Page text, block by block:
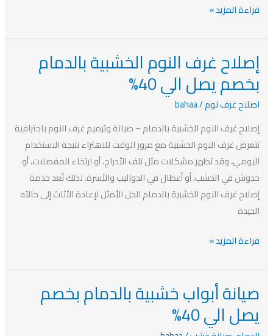
قراءة المزيد »
إصلاح غرف النوم الخشبية بالدمام
بخصم يصل الي 40%
اصلاح غرف نوم/
bahaa
إصلاح غرف النوم الخشبية بالدمام – صيانة وترميم غرف النوم باحترافية
تتعرض غرف النوم الخشبية مع مرور الوقت للاهتراء نتيجة الاستخدام
اليومي، وقد تظهر مشكلات مثل تلف الأدراج، أو ارتخاء المفصلات، أو
خدوش في الخشب، أو أعطال في الدواليب والأسرة. لذلك تُعد خدمة
إصلاح غرف النوم الخشبية بالدمام الحل الأمثل لإعادة الأثاث إلى حالته
الجيدة
إصلاح
غرف
النوم
الخشبية
بالدمام
بخصم
يصل
الي
40%
قراءة المزيد »
صيانة أبواب خشبية بالدمام بخصم
يصل الي 40%
صيانة
أبواب
خشبية